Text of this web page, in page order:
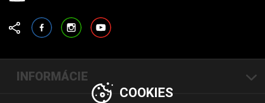
FacebookInstagramYouTube
INFORMÁCIE
COOKIES